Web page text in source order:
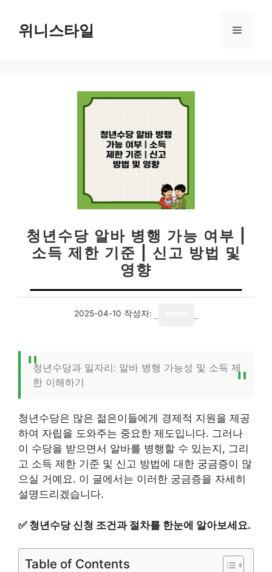
위니스타일 메
청년수당 알바 병행 가능 여부 |
소득 제한 기준 | 신고 방법 및
영향
2025-04-10 작성자:
청년수당과 일자리: 알바 병행 가능성 및 소득 제
한 이해하기
청년수당은 많은 젊은이들에게 경제적 지원을 제공
하여 자립을 도와주는 중요한 제도입니다. 그러나
이 수당을 받으면서 알바를 병행할 수 있는지, 그리
고 소득 제한 기준 및 신고 방법에 대한 궁금증이 많
으실 거예요. 이 글에서는 이러한 궁금증을 자세히
설명드리겠습니다.
✅ 청년수당 신청 조건과 절차를 한눈에 알아보세요.
Table of Contents